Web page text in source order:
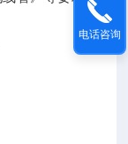
电话咨询